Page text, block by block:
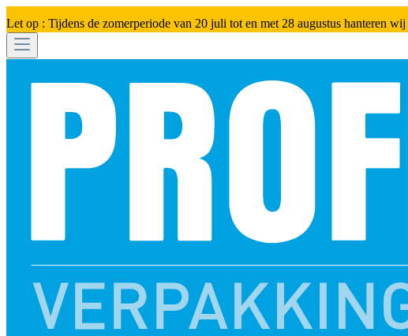
Let op : Tijdens de zomerperiode van 20 juli tot en met 28 augustus hanteren wij